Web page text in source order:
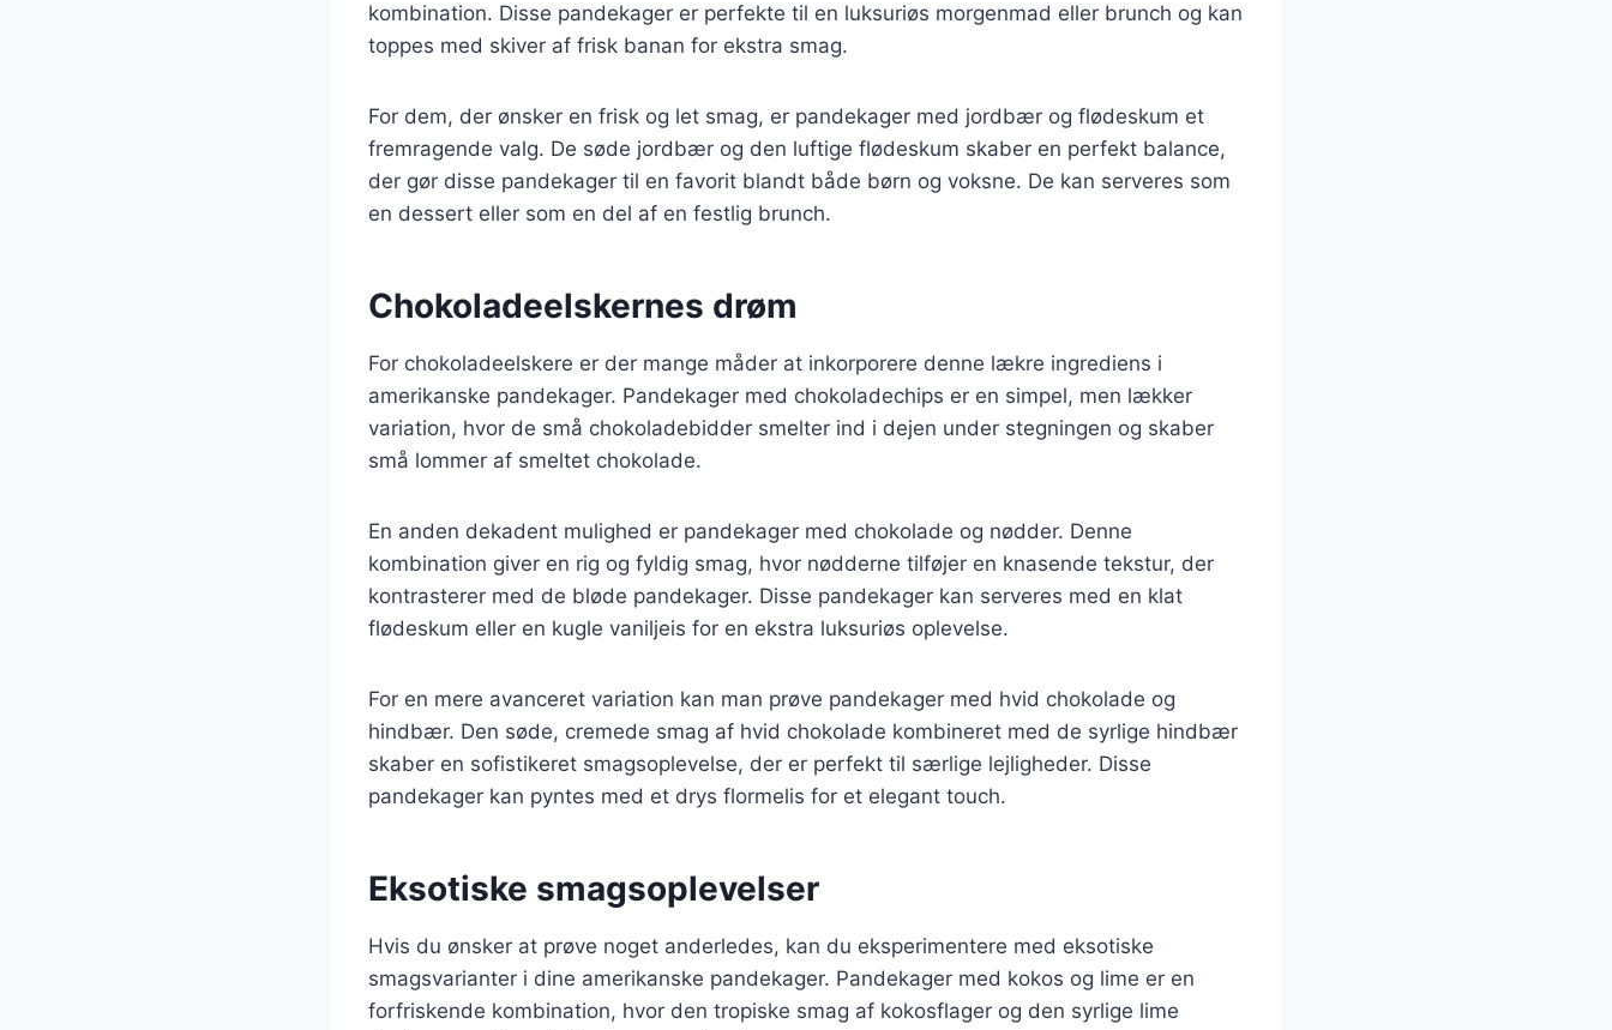
kombination. Disse pandekager er perfekte til en luksuriøs morgenmad eller brunch og kan
toppes med skiver af frisk banan for ekstra smag.
For dem, der ønsker en frisk og let smag, er pandekager med jordbær og flødeskum et
fremragende valg. De søde jordbær og den luftige flødeskum skaber en perfekt balance,
der gør disse pandekager til en favorit blandt både børn og voksne. De kan serveres som
en dessert eller som en del af en festlig brunch.
Chokoladeelskernes drøm
For chokoladeelskere er der mange måder at inkorporere denne lækre ingrediens i
amerikanske pandekager. Pandekager med chokoladechips er en simpel, men lækker
variation, hvor de små chokoladebidder smelter ind i dejen under stegningen og skaber
små lommer af smeltet chokolade.
En anden dekadent mulighed er pandekager med chokolade og nødder. Denne
kombination giver en rig og fyldig smag, hvor nødderne tilføjer en knasende tekstur, der
kontrasterer med de bløde pandekager. Disse pandekager kan serveres med en klat
flødeskum eller en kugle vaniljeis for en ekstra luksuriøs oplevelse.
For en mere avanceret variation kan man prøve pandekager med hvid chokolade og
hindbær. Den søde, cremede smag af hvid chokolade kombineret med de syrlige hindbær
skaber en sofistikeret smagsoplevelse, der er perfekt til særlige lejligheder. Disse
pandekager kan pyntes med et drys flormelis for et elegant touch.
Eksotiske smagsoplevelser
Hvis du ønsker at prøve noget anderledes, kan du eksperimentere med eksotiske
smagsvarianter i dine amerikanske pandekager. Pandekager med kokos og lime er en
forfriskende kombination, hvor den tropiske smag af kokosflager og den syrlige lime